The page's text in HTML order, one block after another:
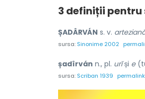
3 definiții pentru
ȘADÂRVÁN s. v.
sursa: Sinonime 2002
șadîrván n., pl. urĭși e
sursa: Scriban 1939 permalink